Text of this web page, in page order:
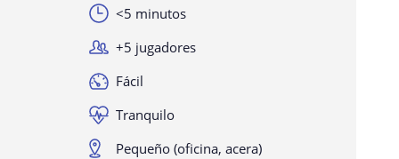
<5 minutos
+5 jugadores
Fácil
Tranquilo
Pequeño (oficina, acera)